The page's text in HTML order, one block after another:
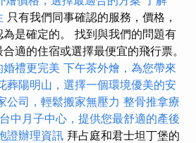
只有我們同事確認的服務，價格，
是確定的。 找到與我們的問題有
適的住宿或選擇最便宜的飛行票。
婚禮更完美 下午茶外燴，為您帶來
葬陽明山，選擇一個環境優美的安
公司，輕鬆搬家無壓力 整骨推拿療
台中月子中心，提供您最舒適的產後
證辦理資訊 拜占庭和君士坦丁堡的